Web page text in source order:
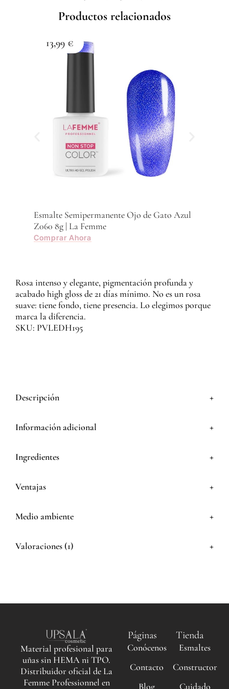
Productos relacionados
13,99 €
Esmalte Semipermanente Ojo de Gato Azul
Z060 8g | La Femme
Comprar Ahora
Rosa intenso y elegante, pigmentación profunda y
acabado high gloss de 21 días mínimo. No es un rosa
suave: tiene fondo, tiene presencia. Lo elegimos porque
marca la diferencia.
SKU: PVLEDH195
Descripción +
Información adicional +
Ingredientes +
Ventajas +
Medio ambiente +
Valoraciones (1) +
Material profesional para
uñas sin HEMA ni TPO.
Distribuidor oficial de La
Femme Professionnel en
Páginas
Conócenos
Contacto
Blog
Tienda
Esmaltes
Constructor
Cuidado